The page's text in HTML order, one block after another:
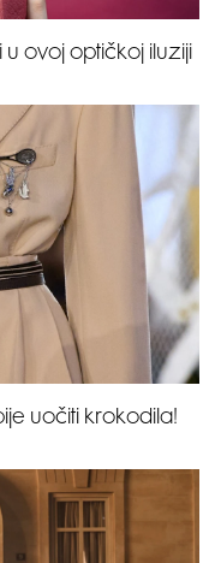
ovoj optičkoj iluziji
uočiti krokodila!